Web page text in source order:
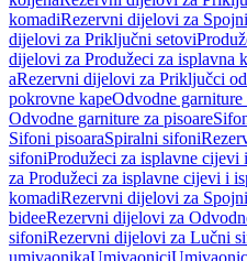
komadiRezervni dijelovi za
dijelovi za Priključni setovi
dijelovi za Produžeci za isplavna
aRezervni dijelovi za Priključci
pokrovne kapeOdvodne garniture
Odvodne garniture za pisoare
Sifoni pisoaraSpiralni sifoni
sifoniProdužeci za isplavne cijevi
za Produžeci za isplavne cijevi i
komadiRezervni dijelovi za
bideeRezervni dijelovi za
sifoniRezervni dijelovi za Lučni
umivaonikaUmivaonici